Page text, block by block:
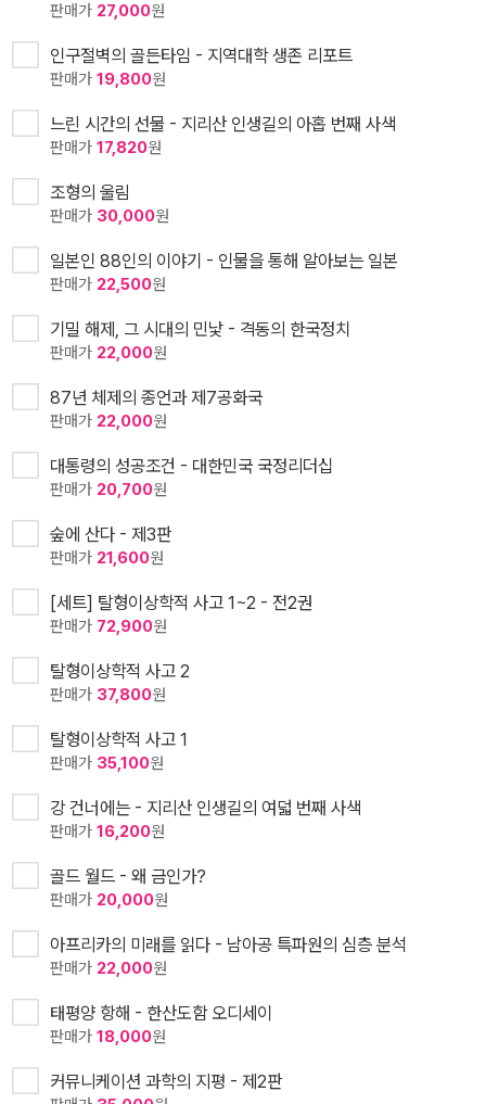
판매가 27,000원
인구절벽의 골든타임 - 지역대학 생존 리포트
판매가 19,800원
느린 시간의 선물 - 지리산 인생길의 아홉 번째 사색
판매가 17,820원
조형의 울림
판매가 30,000원
일본인 88인의 이야기 - 인물을 통해 알아보는 일본
판매가 22,500원
기밀 해제, 그 시대의 민낯 - 격동의 한국정치
판매가 22,000원
87년 체제의 종언과 제7공화국
판매가 22,000원
대통령의 성공조건 - 대한민국 국정리더십
판매가 20,700원
숲에 산다 - 제3판
판매가 21,600원
[세트] 탈형이상학적 사고 1~2 - 전2권
판매가 72,900원
탈형이상학적 사고 2
판매가 37,800원
탈형이상학적 사고 1
판매가 35,100원
강 건너에는 - 지리산 인생길의 여덟 번째 사색
판매가 16,200원
골드 월드 - 왜 금인가?
판매가 20,000원
아프리카의 미래를 읽다 - 남아공 특파원의 심층 분석
판매가 22,000원
태평양 항해 - 한산도함 오디세이
판매가 18,000원
커뮤니케이션 과학의 지평 - 제2판